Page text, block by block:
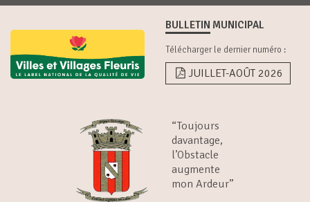
BULLETIN MUNICIPAL
Télécharger le dernier numéro :
JUILLET-AOÛT 2026
“Toujours
davantage,
l’Obstacle
augmente
mon Ardeur”